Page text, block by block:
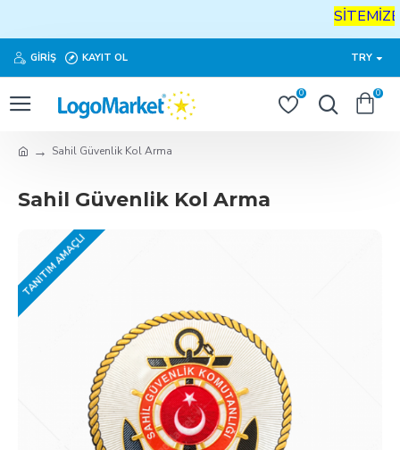
SİTEMİZE
GIRIŞ KAYIT OL TRY
0 0
Sahil Güvenlik Kol Arma
Sahil Güvenlik Kol Arma
TANITIM AMAÇLI